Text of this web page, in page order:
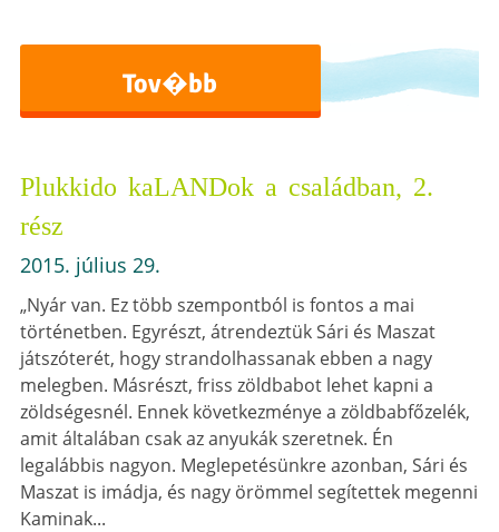
Tov�bb
Plukkido kaLANDok a családban, 2.
rész
2015. július 29.
„Nyár van. Ez több szempontból is fontos a mai
történetben. Egyrészt, átrendeztük Sári és Maszat
játszóterét, hogy strandolhassanak ebben a nagy
melegben. Másrészt, friss zöldbabot lehet kapni a
zöldségesnél. Ennek következménye a zöldbabfőzelék,
amit általában csak az anyukák szeretnek. Én
legalábbis nagyon. Meglepetésünkre azonban, Sári és
Maszat is imádja, és nagy örömmel segítettek megenni
Kaminak...